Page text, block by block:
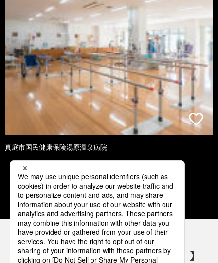
真庭市国民健康保険湯原温泉病院
1 2 3 4 5
パナソニックの電気設備 SNSアカウント